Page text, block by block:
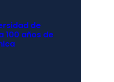
de
100 años de